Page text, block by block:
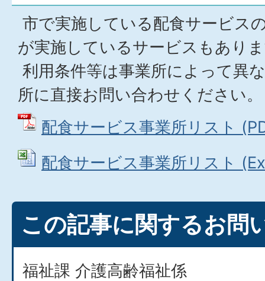
市で実施している配食サービス
が実施しているサービスもあり
利用条件等は事業所によって異
所に直接お問い合わせください。
配食サービス事業所リスト
配食サービス事業所リスト
この記事に関するお問
福祉課 介護高齢福祉係